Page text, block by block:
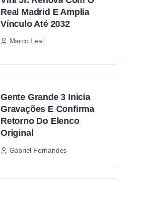
Real Madrid E Amplia
Vínculo Até 2032
Marco Leal
Gente Grande 3 Inicia
Gravações E Confirma
Retorno Do Elenco
Original
Gabriel Fernandes